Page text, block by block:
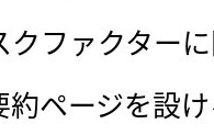
ファクター
ページを設